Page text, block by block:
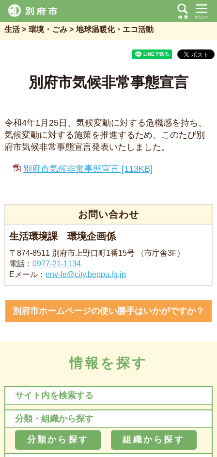
生活 環境・ごみ 地球温暖化・エコ活動
別府市気候非常事態宣言
令和4年1月25日、気候変動に対する危機感を持ち、
気候変動に対する施策を推進するため、このたび別
府市気候非常事態宣言発表いたしました。
別府市気候非常事態宣言 [113KB]
お問い合わせ
生活環境課 環境企画係
〒874-8511 別府市上野口町1番15号 （市庁舎3F）
電話：0977-21-1134
Eメール：env-le@city.beppu.lg.jp
別府市ホームページの使い勝手はいかがですか？
情報を探す
サイト内を検索する
分類・組織から探す
分類から探す 組織から探す